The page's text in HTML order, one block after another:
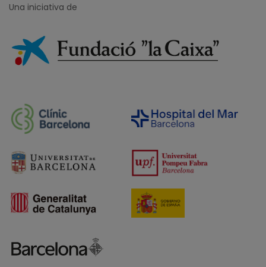
Una iniciativa de